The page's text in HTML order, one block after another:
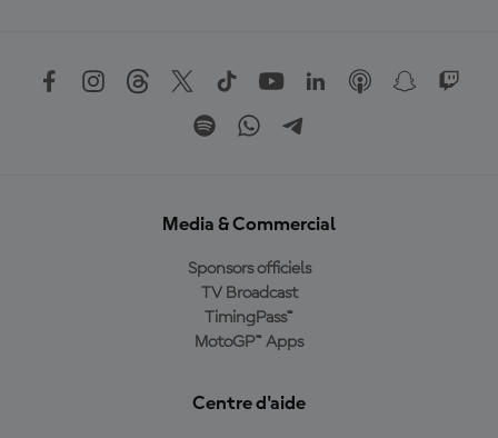
Media & Commercial
Sponsors officiels
TV Broadcast
TimingPass™
MotoGP™ Apps
Centre d'aide